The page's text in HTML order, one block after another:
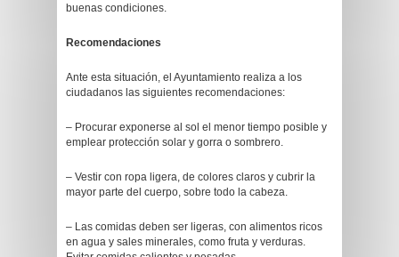
buenas condiciones.
Recomendaciones
Ante esta situación, el Ayuntamiento realiza a los
ciudadanos las siguientes recomendaciones:
– Procurar exponerse al sol el menor tiempo posible y
emplear protección solar y gorra o sombrero.
– Vestir con ropa ligera, de colores claros y cubrir la
mayor parte del cuerpo, sobre todo la cabeza.
– Las comidas deben ser ligeras, con alimentos ricos
en agua y sales minerales, como fruta y verduras.